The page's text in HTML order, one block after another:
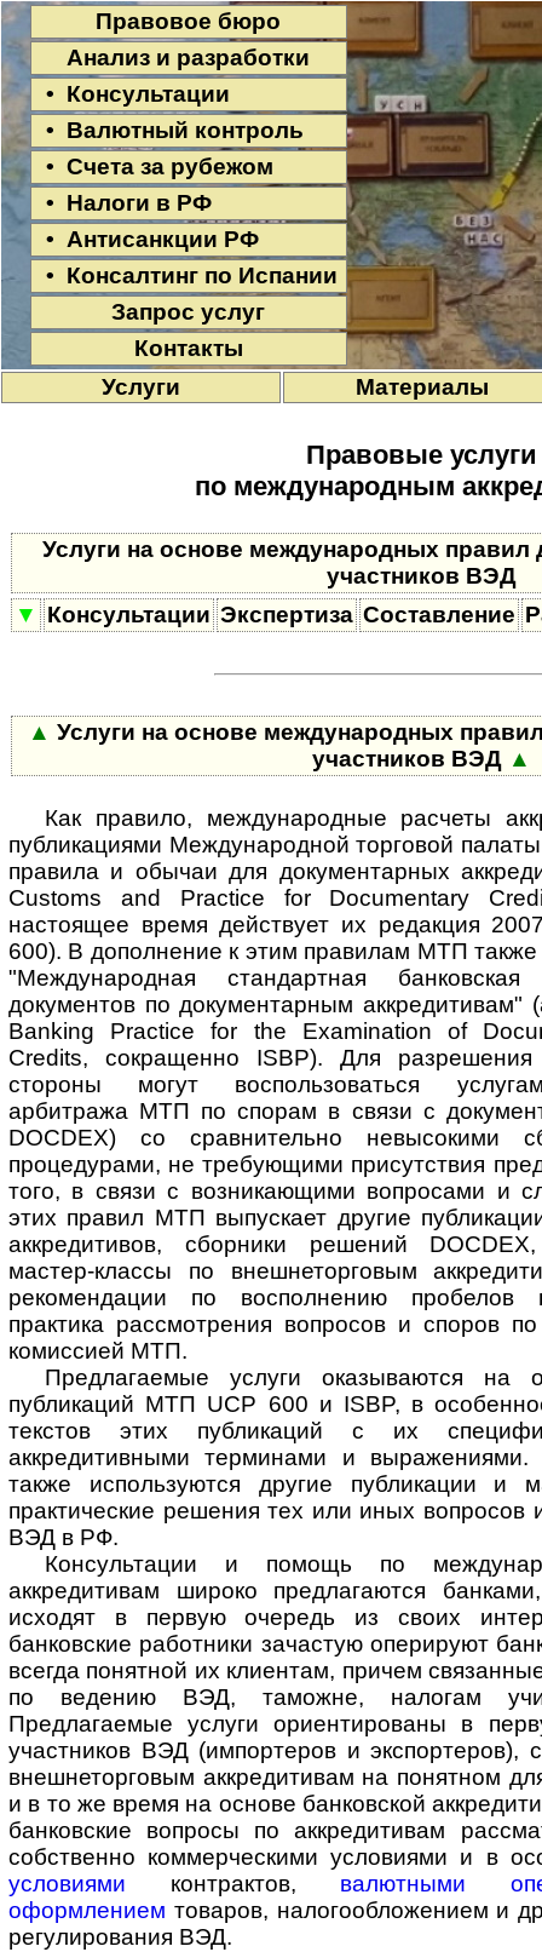
Правовое бюро
Анализ и разработки
• Консультации
• Валютный контроль
• Счета за рубежом
• Налоги в РФ
• Антисанкции РФ
• Консалтинг по Испании
Запрос услуг
Контакты
Услуги
Материалы
Правовые услуги
по международным
Услуги на основе международных правил
участников ВЭД
▼
Консультации Экспертиза Составление
▲ Услуги на основе международных
участников ВЭД ▲
Как правило, международные расчеты
публикациями Международной торговой
правила и обычаи для документарных
Customs and Practice for Documentary
настоящее время действует их редакция
600). В дополнение к этим правилам МТП
"Международная стандартная
документов по документарным аккредитивам"
Banking Practice for the Examination of
Credits, сокращенно ISBP). Для разрешения
стороны могут воспользоваться
арбитража МТП по спорам в связи с
DOCDEX) со сравнительно невысокими
процедурами, не требующими присутствия
того, в связи с возникающими вопросами и
этих правил МТП выпускает другие
аккредитивов, сборники решений
мастер-классы по внешнеторговым
рекомендации по восполнению пробелов
практика рассмотрения вопросов и споров
комиссией МТП.
Предлагаемые услуги оказываются на
публикаций МТП UCP 600 и ISBP, в
текстов этих публикаций с их
аккредитивными терминами и
также используются другие публикации
практические решения тех или иных вопросов
ВЭД в РФ.
Консультации и помощь по
аккредитивам широко предлагаются
исходят в первую очередь из своих
банковские работники зачастую оперируют
всегда понятной их клиентам, причем
по ведению ВЭД, таможне, налогам
Предлагаемые услуги ориентированы в
участников ВЭД (импортеров и экспортеров),
внешнеторговым аккредитивам на понятном
и в то же время на основе банковской
банковские вопросы по аккредитивам
собственно коммерческими условиями и в
условиями контрактов, валютными
оформлением товаров, налогообложением и
регулирования ВЭД.